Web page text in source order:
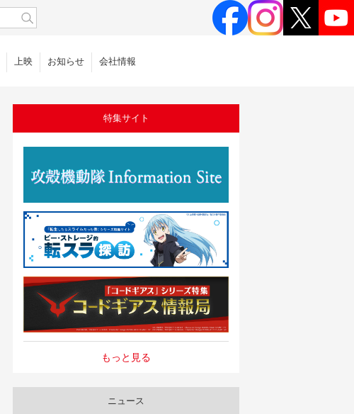
上映 お知らせ 会社情報
特集サイト
もっと見る
ニュース